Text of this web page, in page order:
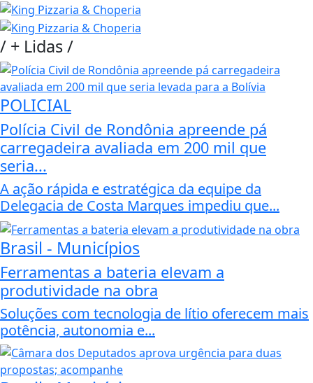
/ + Lidas/
POLICIAL
Polícia Civil de Rondônia apreende pá
carregadeira avaliada em 200 mil que
seria...
A ação rápida e estratégica da equipe da
Delegacia de Costa Marques impediu que...
Brasil - Municípios
Ferramentas a bateria elevam a
produtividade na obra
Soluções com tecnologia de lítio oferecem mais
potência, autonomia e...